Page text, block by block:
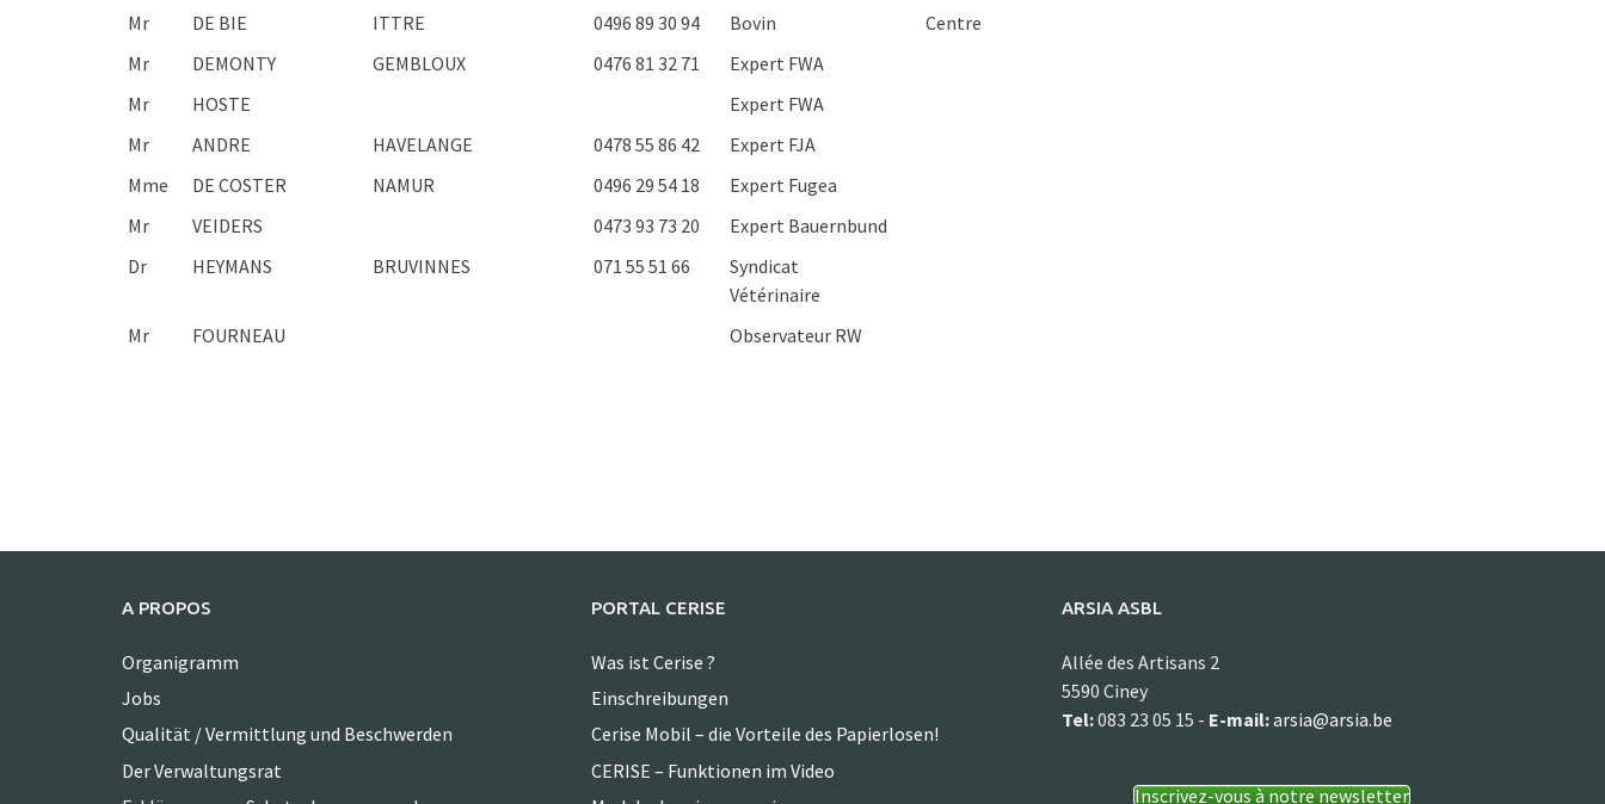
Mr
DE BIE ITTRE 0496 89 30 94 Bovin
Centre
Mr
DEMONTY GEMBLOUX 0476 81 32 71
Expert FWA
Mr
HOSTE
Expert FWA
Mr
ANDRE HAVELANGE 0478 55 86 42
Expert FJA
Mme
DE COSTER NAMUR 0496 29 54 18
Expert Fugea
Mr
VEIDERS 0473 93 73 20
Expert Bauernbund
Dr
HEYMANS BRUVINNES 071 55 51 66
Syndicat
Vétérinaire
Mr
FOURNEAU Observateur RW
A PROPOS
Organigramm
Jobs
Qualität / Vermittlung und Beschwerden
Der Verwaltungsrat
PORTAL CERISE
Was ist Cerise ?
Einschreibungen
Cerise Mobil – die Vorteile des Papierlosen!
CERISE – Funktionen im Video
ARSIA ASBL
Allée des Artisans 2
5590 Ciney
Tel:083 23 05 15 - E-mail:arsia@arsia.be
Inscrivez-vous à notre newsletter